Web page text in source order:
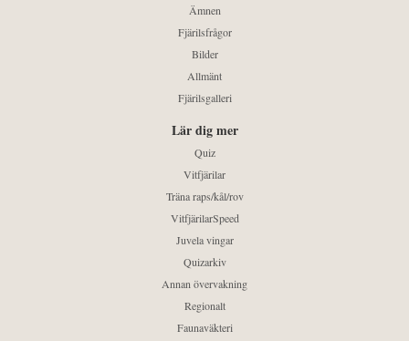
Ämnen
Fjärilsfrågor
Bilder
Allmänt
Fjärilsgalleri
Lär dig mer
Quiz
Vitfjärilar
Träna raps/kål/rov
VitfjärilarSpeed
Juvela vingar
Quizarkiv
Annan övervakning
Regionalt
Faunaväkteri